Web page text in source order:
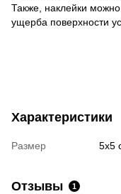
Также, наклейки
ущерба поверхности
Характеристики
Размер 5х5
Отзывы 1